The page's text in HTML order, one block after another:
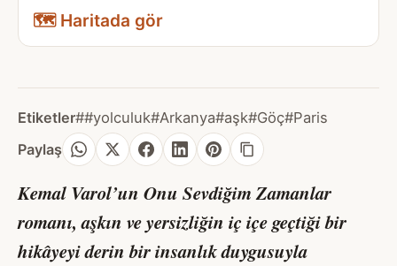
🗺️ Haritada gör
Etiketler##yolculuk#Arkanya#aşk#Göç#Paris
Paylaş
Kemal Varol’un Onu Sevdiğim Zamanlar
romanı, aşkın ve yersizliğin iç içe geçtiği bir
hikâyeyi derin bir insanlık duygusuyla